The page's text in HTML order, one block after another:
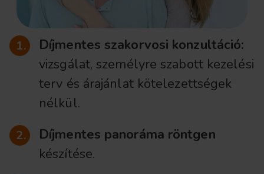
Díjmentes szakorvosi konzultáció:
vizsgálat, személyre szabott kezelési
terv és árajánlat kötelezettségek
nélkül.
Díjmentes panoráma röntgen
készítése.